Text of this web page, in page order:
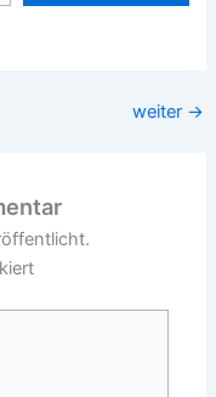
weiter →